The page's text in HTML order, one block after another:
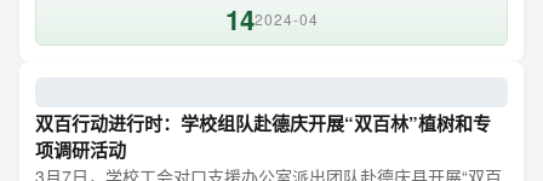
一步的工作计划。他表示，学校持续按照“县域所需，高校所能”
百行动...
142024-04
双百行动进行时：学校组队赴德庆开展“双百林”植树和专
项调研活动
3月7日，学校工会对口支援办公室派出团队赴德庆县开展“双百